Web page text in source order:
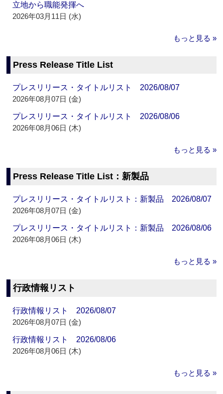
立地から職能発揮へ
2026年03月11日 (水)
もっと見る »
Press Release Title List
プレスリリース・タイトルリスト 2026/08/07
2026年08月07日 (金)
プレスリリース・タイトルリスト 2026/08/06
2026年08月06日 (木)
もっと見る »
Press Release Title List：新製品
プレスリリース・タイトルリスト：新製品 2026/08/07
2026年08月07日 (金)
プレスリリース・タイトルリスト：新製品 2026/08/06
2026年08月06日 (木)
もっと見る »
行政情報リスト
行政情報リスト 2026/08/07
2026年08月07日 (金)
行政情報リスト 2026/08/06
2026年08月06日 (木)
もっと見る »